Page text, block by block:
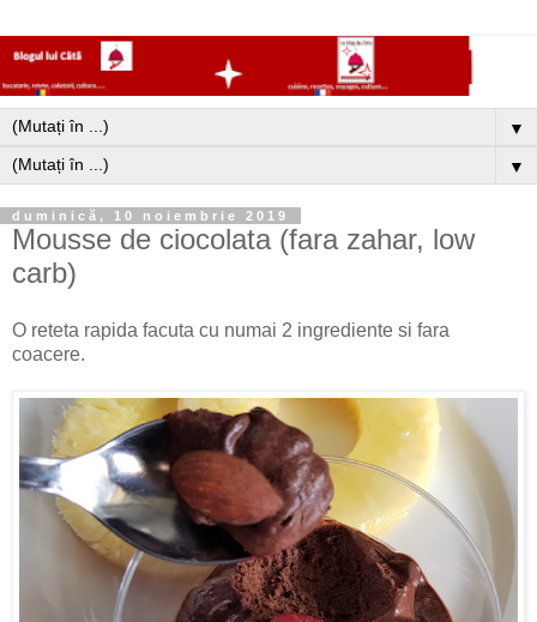
▼
▼
duminică, 10 noiembrie 2019
Mousse de ciocolata (fara zahar, low
carb)
O reteta rapida facuta cu numai 2 ingrediente si fara
coacere.